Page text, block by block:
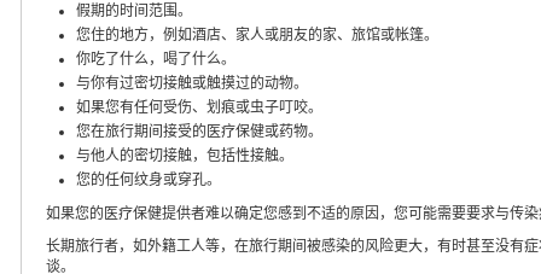
假期的时间范围。
您住的地方，例如酒店、家人或朋友的家、旅馆或帐篷。
你吃了什么，喝了什么。
与你有过密切接触或触摸过的动物。
如果您有任何受伤、划痕或虫子叮咬。
您在旅行期间接受的医疗保健或药物。
与他人的密切接触，包括性接触。
您的任何纹身或穿孔。
如果您的医疗保健提供者难以确定您感到不适的原因，您可能需要要求与传
长期旅行者，如外籍工人等，在旅行期间被感染的风险更大，有时甚至没有
谈。